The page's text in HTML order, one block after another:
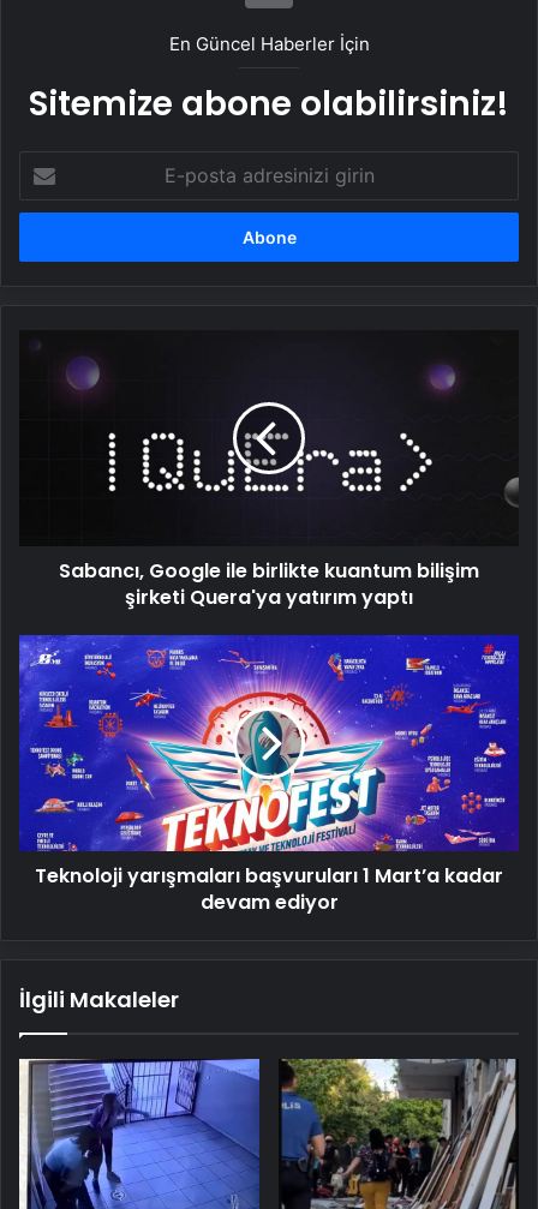
En Güncel Haberler İçin
Sitemize abone olabilirsiniz!
posta
adresinizi
Sabancı,
Google
yatırım
Sabancı, Google ile birlikte kuantum bilişim
şirketi Quera'ya yatırım yaptı
Teknoloji
yarışmaları
başvuruları
1
Mart’a
kadar
devam
Teknoloji yarışmaları başvuruları 1 Mart’a kadar
devam ediyor
İlgili Makaleler